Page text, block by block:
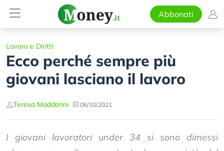
Abbonati
Lavoro e Diritti
Ecco perché sempre più
giovani lasciano il lavoro
Teresa Maddonni 06/10/2021
I giovani lavoratori under 34 si sono dimessi